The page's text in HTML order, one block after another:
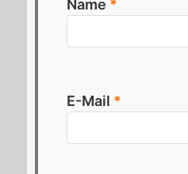
Name *
E-Mail *